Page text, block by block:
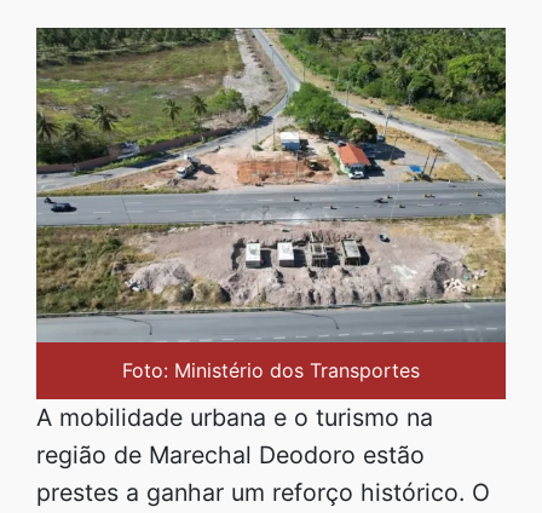
Foto: Ministério dos Transportes
A mobilidade urbana e o turismo na
região de Marechal Deodoro estão
prestes a ganhar um reforço histórico. O